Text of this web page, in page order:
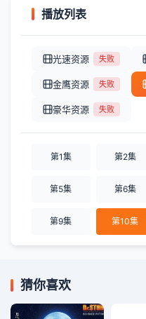
播放列表
光速资源 失败
金鹰资源 失败
豪华资源 失败
第1集 第2集
第5集 第6集
第9集 第10集
猜你喜欢